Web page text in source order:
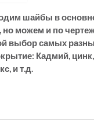
шайбы в
можем и по
выбор самых
Кадмий, цинк,
и т.д.